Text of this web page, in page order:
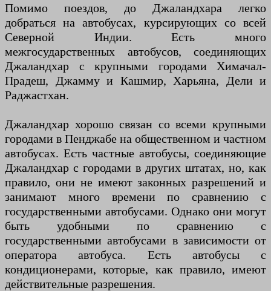
Помимо поездов, до Джаландхара легко
добраться на автобусах, курсирующих со всей
Северной Индии. Есть много
межгосударственных автобусов, соединяющих
Джаландхар с крупными городами Химачал-
Прадеш, Джамму и Кашмир, Харьяна, Дели и
Раджастхан.
Джаландхар хорошо связан со всеми крупными
городами в Пенджабе на общественном и частном
автобусах. Есть частные автобусы, соединяющие
Джаландхар с городами в других штатах, но, как
правило, они не имеют законных разрешений и
занимают много времени по сравнению с
государственными автобусами. Однако они могут
быть удобными по сравнению с
государственными автобусами в зависимости от
оператора автобуса. Есть автобусы с
кондиционерами, которые, как правило, имеют
действительные разрешения.